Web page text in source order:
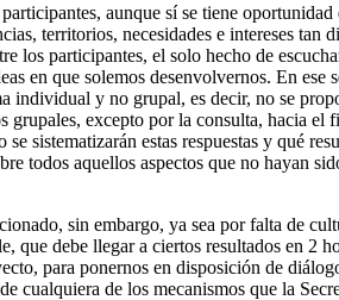
aunque sí se tiene
territorios, necesidades e intereses tan
participantes, el solo hecho de
en que solemos desenvolvernos. En
y no grupal, es decir, no se
excepto por la consulta, hacia
sistematizarán estas respuestas y qué
aquellos aspectos que no hayan
sin embargo, ya sea por falta de
debe llegar a ciertos resultados en 2
para ponernos en disposición de
cualquiera de los mecanismos que la